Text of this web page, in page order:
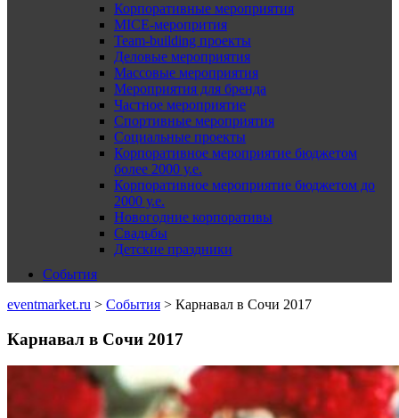
Корпоративные мероприятия
MICE-меропрития
Team-building проекты
Деловые мероприятия
Массовые мероприятия
Мероприятия для бренда
Частное мероприятие
Спортивные мероприятия
Социальные проекты
Корпоративное мероприятие бюджетом
более 2000 у.е.
Корпоративное мероприятие бюджетом до
2000 у.е.
Новогодние корпоративы
Свадьбы
Детские праздники
События
eventmarket.ru > События > Карнавал в Сочи 2017
Карнавал в Сочи 2017